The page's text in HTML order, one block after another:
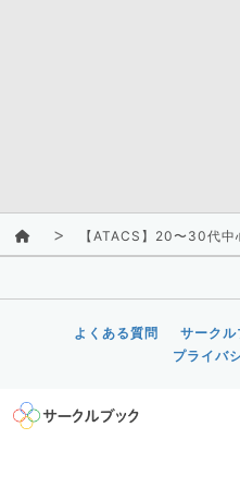
【ATACS】20〜30代
よくある質問 サークル
プライバ